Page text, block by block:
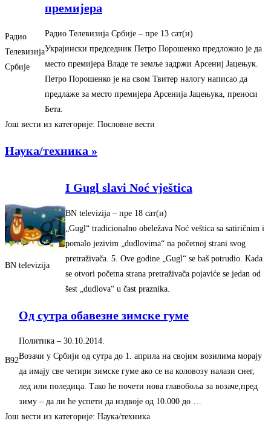
Радио
Телевизија
Србије
премијера
Радио Телевизија Србије – ‎пре 13 сат(и)‎
Украјински председник Петро Порошенко предложио је да
место премијера Владе те земље задржи Арсениј Јацењук.
Петро Порошенко је на свом Твитер налогу написао да
предлаже за место премијера Арсенија Јацењука, преноси
Бета.
Још вести из категорије: Пословне вести
Наука/техника »
BN televizija
I Gugl slavi Noć vještica
BN televizija – ‎пре 18 сат(и)‎
„Gugl“ tradicionalno obeležava Noć veštica sa satiričnim i
pomalo jezivim „dudlovima“ na početnoj strani svog
pretraživača. 5. Ove godine „Gugl“ se baš potrudio. Kada
se otvori početna strana pretraživača pojaviće se jedan od
šest „dudlova“ u čast praznika.
B92
Од сутра обавезне зимске гуме
Политика – ‎30.10.2014.‎
Возачи у Србији од сутра до 1. априла на својим возилима морају
да имају све четири зимске гуме ако се на коловозу налази снег,
лед или поледица. Тако ће почети нова главобоља за возаче,пред
зиму – да ли ће успети да издвоје од 10.000 до …
Још вести из категорије: Наука/техника